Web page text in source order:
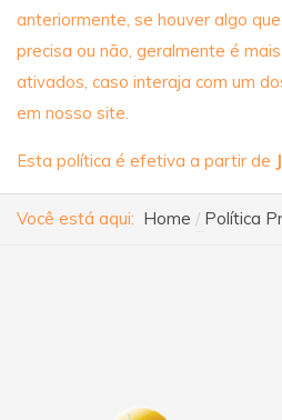
anteriormente, se houver algo
precisa ou não, geralmente é
ativados, caso interaja com um
em nosso site.
Esta política é efetiva a partir de
Você está aqui: Home Política